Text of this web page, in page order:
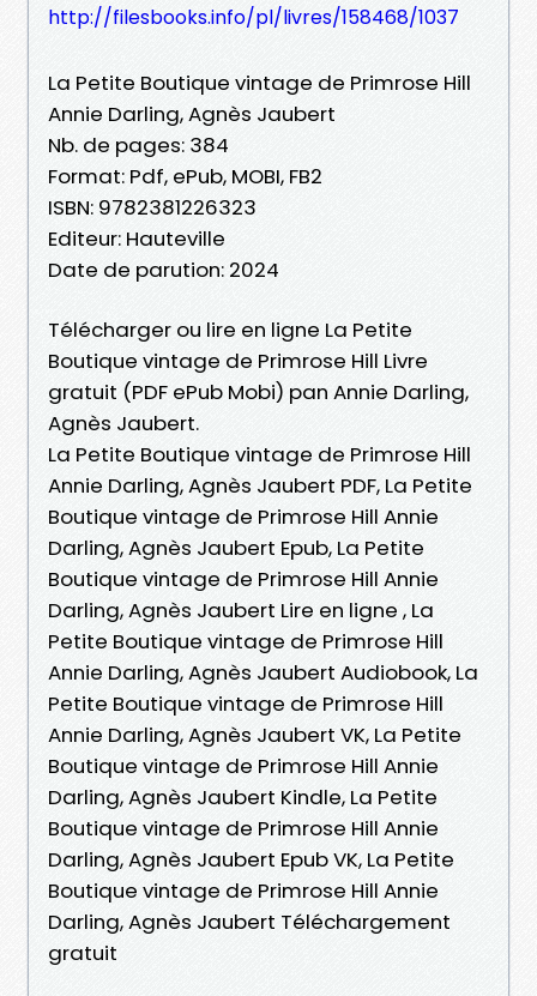
http://filesbooks.info/pl/livres/158468/1037
La Petite Boutique vintage de Primrose Hill
Annie Darling, Agnès Jaubert
Nb. de pages: 384
Format: Pdf, ePub, MOBI, FB2
ISBN: 9782381226323
Editeur: Hauteville
Date de parution: 2024
Télécharger ou lire en ligne La Petite
Boutique vintage de Primrose Hill Livre
gratuit (PDF ePub Mobi) pan Annie Darling,
Agnès Jaubert.
La Petite Boutique vintage de Primrose Hill
Annie Darling, Agnès Jaubert PDF, La Petite
Boutique vintage de Primrose Hill Annie
Darling, Agnès Jaubert Epub, La Petite
Boutique vintage de Primrose Hill Annie
Darling, Agnès Jaubert Lire en ligne , La
Petite Boutique vintage de Primrose Hill
Annie Darling, Agnès Jaubert Audiobook, La
Petite Boutique vintage de Primrose Hill
Annie Darling, Agnès Jaubert VK, La Petite
Boutique vintage de Primrose Hill Annie
Darling, Agnès Jaubert Kindle, La Petite
Boutique vintage de Primrose Hill Annie
Darling, Agnès Jaubert Epub VK, La Petite
Boutique vintage de Primrose Hill Annie
Darling, Agnès Jaubert Téléchargement
gratuit